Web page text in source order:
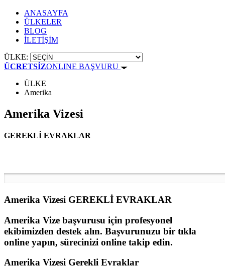
ANASAYFA
ÜLKELER
BLOG
İLETİŞİM
ÜLKE:
ÜCRETSİZONLINE BAŞVURU
ÜLKE
Amerika
Amerika Vizesi
GEREKLİ EVRAKLAR
Amerika Vizesi GEREKLİ EVRAKLAR
Amerika Vize başvurusu için profesyonel
ekibimizden destek alın. Başvurunuzu bir tıkla
online yapın, sürecinizi online takip edin.
Amerika Vizesi Gerekli Evraklar